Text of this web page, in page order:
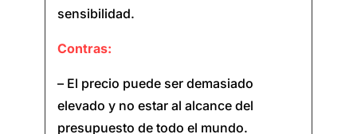
sensibilidad.
Contras:
– El precio puede ser demasiado
elevado y no estar al alcance del
presupuesto de todo el mundo.